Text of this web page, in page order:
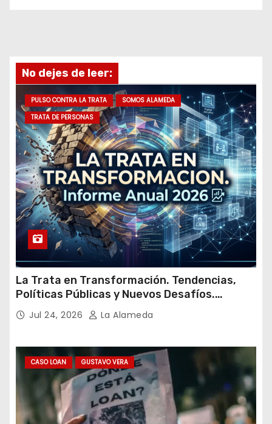
e
e
m
a
i
No dejes de leer:
PULSO CONTRA LA TRATA
SOMOS ALAMEDA
TRATA DE PERSONAS
La Trata en Transformación. Tendencias,
Políticas Públicas y Nuevos Desafíos.
Argentina y el Mundo – Julio 2026
Jul 24, 2026 La Alameda
CASO LOAN GUSTAVO VERA